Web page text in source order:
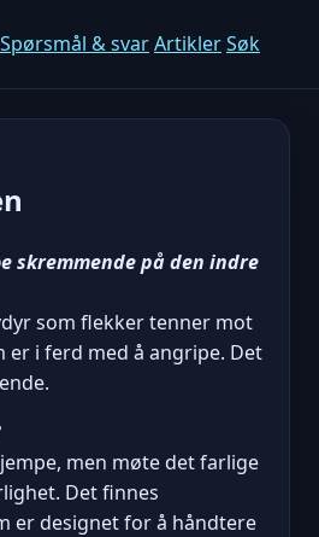
Spørsmål & svarArtiklerSøk
skremmende på den indre
som flekker tenner mot
er i ferd med å angripe. Det
men møte det farlige
Det finnes
er designet for å håndtere